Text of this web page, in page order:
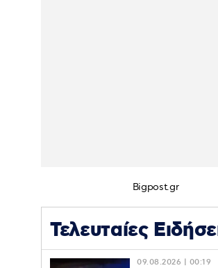
Bigpost.gr
Τελευταίες
09.08.2026 | 00:19